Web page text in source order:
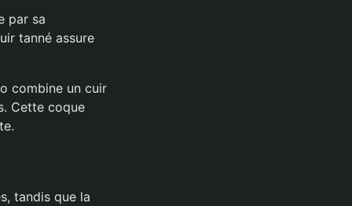
par sa
tanné assure
combine un cuir
Cette coque
tandis que la